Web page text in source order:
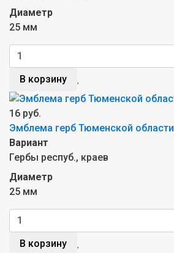
Диаметр
25 мм
В корзину
16 руб.
Эмблема герб Тюменской области
Вариант
Гербы респуб., краев
Диаметр
25 мм
В корзину